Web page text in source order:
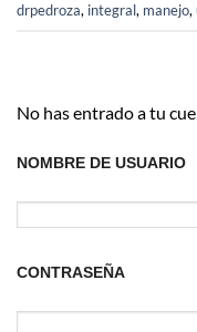
drpedroza, integral, manejo,
No has entrado a tu
NOMBRE DE USUARIO
CONTRASEÑA